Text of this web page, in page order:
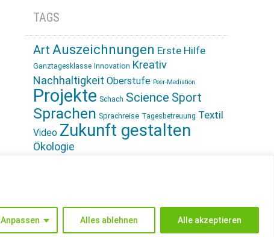
Anpassen Alles ablehnen Alle akzeptieren
TAGS
Art Auszeichnungen Erste Hilfe
Ganztagesklasse Innovation Kreativ
Nachhaltigkeit Oberstufe Peer-Mediation
Projekte Schach Science Sport
Sprachen Sprachreise Tagesbetreuung Textil
Video Zukunft gestalten
Ökologie
INSTAGRAM